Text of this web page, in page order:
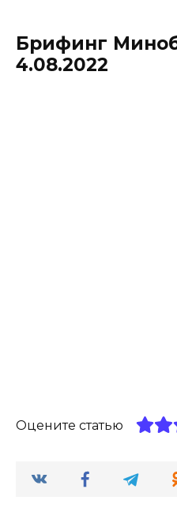
Брифинг
4.08.2022
Оцените статью